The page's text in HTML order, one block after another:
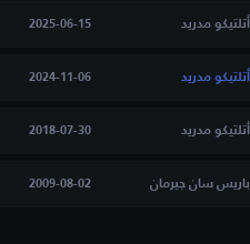
أتلتيكو مدريد 2025-06-15
أتلتيكو مدريد 2024-11-06
أتلتيكو مدريد 2018-07-30
باريس سان جيرمان 2009-08-02